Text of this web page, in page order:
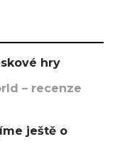
hry
– recenze
ještě o